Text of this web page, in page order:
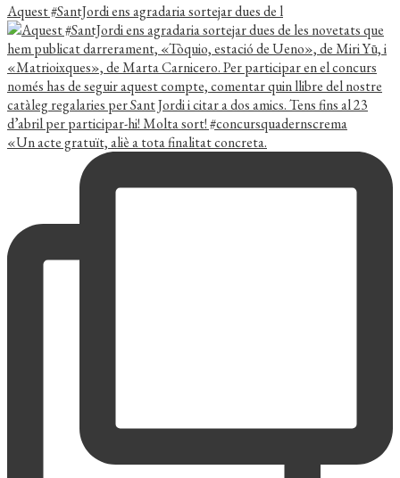
Aquest #SantJordi ens agradaria sortejar dues de l
«Un acte gratuït, aliè a tota finalitat concreta.